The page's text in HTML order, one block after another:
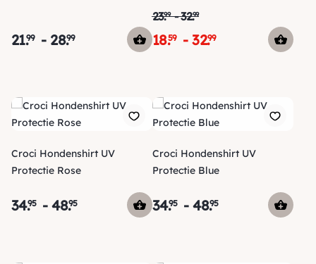
21.99 - 28.99
23.99 -32.99
18.59 -32.99
Croci Hondenshirt UV
Protectie Rose
34.95 -48.95
Croci Hondenshirt UV
Protectie Blue
34.95 -48.95